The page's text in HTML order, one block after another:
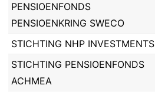
PENSIOENFONDS
PENSIOENKRING SWECO
STICHTING NHP INVESTMENTS
STICHTING PENSIOENFONDS
ACHMEA